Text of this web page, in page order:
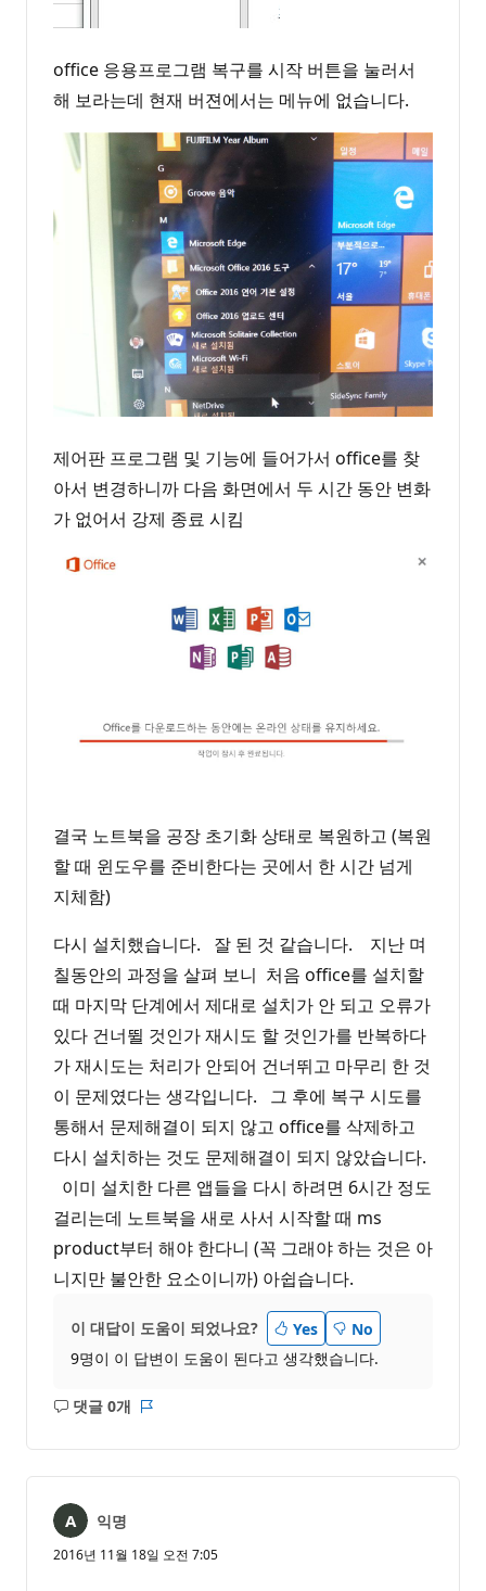
office 응용프로그램 복구를 시작 버튼을 눌러서
해 보라는데 현재 버젼에서는 메뉴에 없습니다.
제어판 프로그램 및 기능에 들어가서 office를 찾
아서 변경하니까 다음 화면에서 두 시간 동안 변화
가 없어서 강제 종료 시킴
결국 노트북을 공장 초기화 상태로 복원하고 (복원
할 때 윈도우를 준비한다는 곳에서 한 시간 넘게
지체함)
다시 설치했습니다. 잘 된 것 같습니다. 지난 며
칠동안의 과정을 살펴 보니 처음 office를 설치할
때 마지막 단계에서 제대로 설치가 안 되고 오류가
있다 건너뛸 것인가 재시도 할 것인가를 반복하다
가 재시도는 처리가 안되어 건너뛰고 마무리 한 것
이 문제였다는 생각입니다. 그 후에 복구 시도를
통해서 문제해결이 되지 않고 office를 삭제하고
다시 설치하는 것도 문제해결이 되지 않았습니다.
이미 설치한 다른 앱들을 다시 하려면 6시간 정도
걸리는데 노트북을 새로 사서 시작할 때 ms
product부터 해야 한다니 (꼭 그래야 하는 것은 아
니지만 불안한 요소이니까) 아쉽습니다.
이 대답이 도움이 되었나요? Yes
No
9명이 이 답변이 도움이 된다고 생각했습니다.
댓글 0개
설
음
보
익명
2016년 11월 18일 오전 7:05